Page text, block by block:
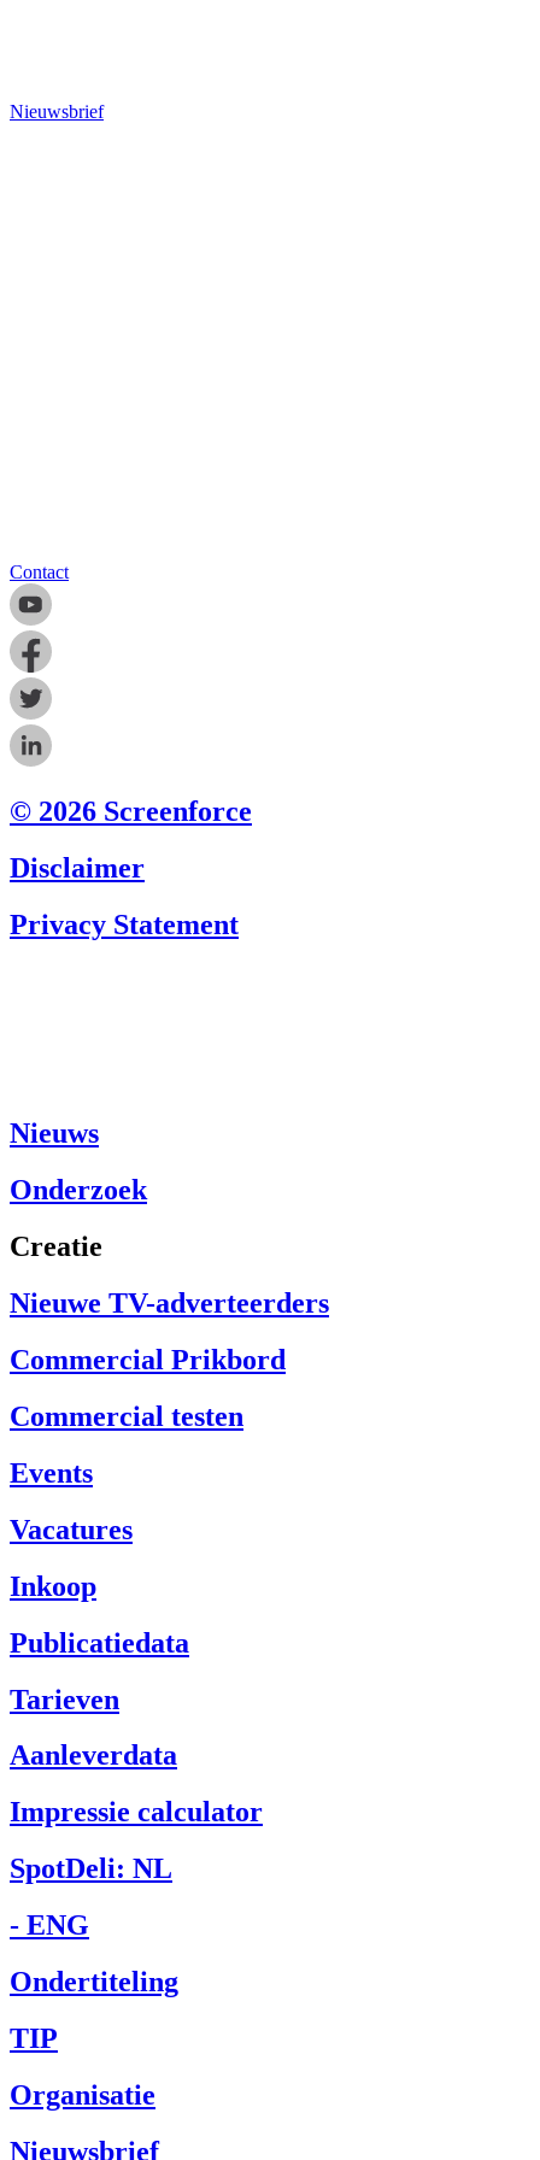
Nieuwsbrief
Contact
© 2026 Screenforce
Disclaimer
Privacy Statement
Nieuws
Onderzoek
Creatie
Nieuwe TV-adverteerders
Commercial Prikbord
Commercial testen
Events
Vacatures
Inkoop
Publicatiedata
Tarieven
Aanleverdata
Impressie calculator
SpotDeli: NL
- ENG
Ondertiteling
TIP
Organisatie
Nieuwsbrief